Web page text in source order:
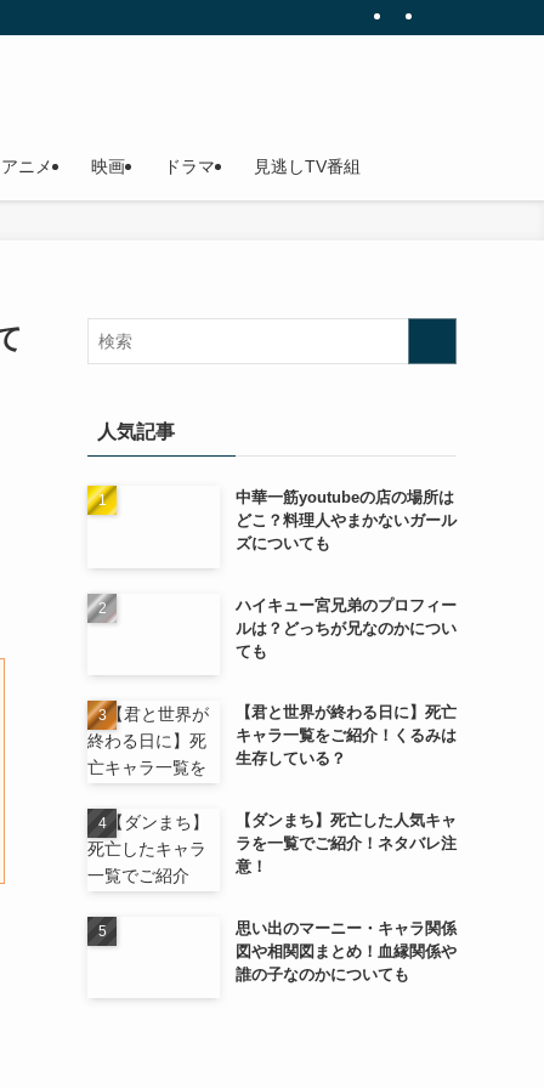
アニメ 映画 ドラマ 見逃しTV番組
人気記事
中華一筋youtubeの店の場所は
どこ？料理人やまかないガール
ズについても
ハイキュー宮兄弟のプロフィー
ルは？どっちが兄なのかについ
ても
【君と世界が終わる日に】死亡
キャラ一覧をご紹介！くるみは
生存している？
【ダンまち】死亡した人気キャ
ラを一覧でご紹介！ネタバレ注
意！
思い出のマーニー・キャラ関係
図や相関図まとめ！血縁関係や
誰の子なのかについても